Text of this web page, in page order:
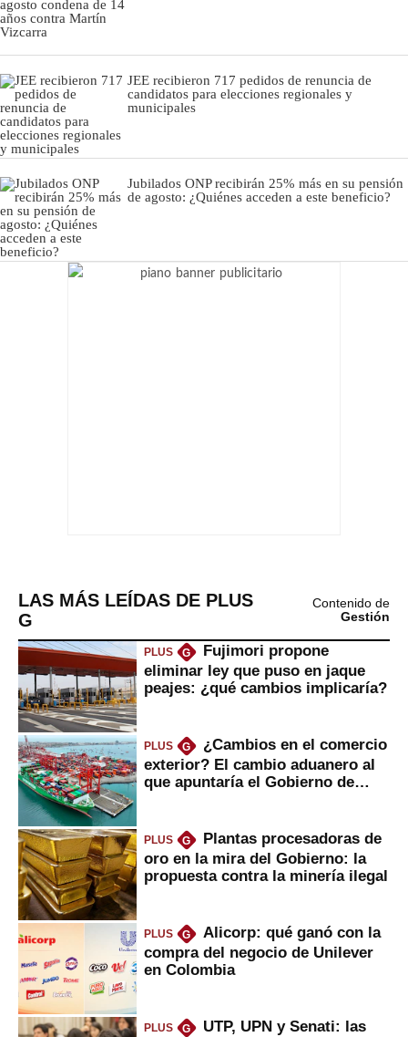
JEE recibieron 717 pedidos de renuncia de
candidatos para elecciones regionales y
municipales
Jubilados ONP recibirán 25% más en su pensión
de agosto: ¿Quiénes acceden a este beneficio?
LAS MÁS LEÍDAS DE PLUS
G
Contenido de
Gestión
PLUS G
Fujimori propone
eliminar ley que puso en jaque
peajes: ¿qué cambios implicaría?
PLUS G
¿Cambios en el comercio
exterior? El cambio aduanero al
que apuntaría el Gobierno de
PLUS G
Plantas procesadoras de
oro en la mira del Gobierno: la
propuesta contra la minería ilegal
PLUS G
Alicorp: qué ganó con la
compra del negocio de Unilever
en Colombia
PLUS G
UTP, UPN y Senati: las